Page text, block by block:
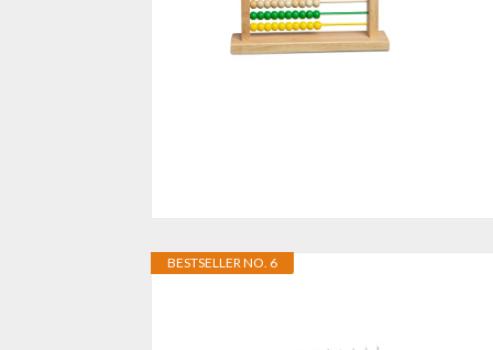
BESTSELLER NO. 6